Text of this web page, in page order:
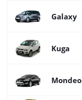
Galaxy
Kuga
Mondeo